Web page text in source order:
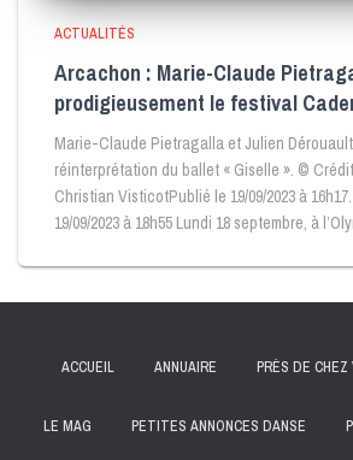
ACTUALITÉS
Arcachon : Marie-Claude
prodigieusement le festival
Marie-Claude Pietragalla et Julien
réinterprétation du ballet « Giselle ». ©
Christian VisticotPublié le 19/09/2023 à
19/09/2023 à 18h55 Lundi 18 septembre, à
ACCUEIL ANNUAIRE PRÈS DE CHEZ
LE MAG PETITES ANNONCES DANSE